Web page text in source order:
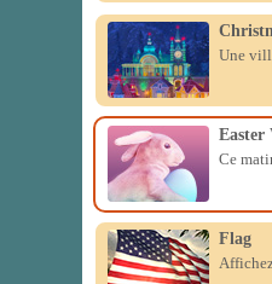
Une
Easter
Ce
Flag